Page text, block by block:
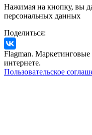
Нажимая на кнопку, вы
персональных данных
Поделиться:
Flagman. Маркетинговые
интернете.
Пользовательское